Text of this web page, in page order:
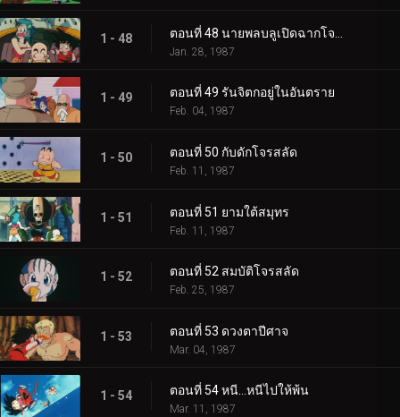
1 - 48
Jan. 28, 1987
1 - 49 ตอนที่ 49 รันจิตกอยู่ในอันตราย
Feb. 04, 1987
1 - 50 ตอนที่ 50 กับดักโจรสลัด
Feb. 11, 1987
1 - 51 ตอนที่ 51 ยามใต้สมุทร
Feb. 11, 1987
1 - 52 ตอนที่ 52 สมบัติโจรสลัด
Feb. 25, 1987
1 - 53 ตอนที่ 53 ดวงตาปีศาจ
Mar. 04, 1987
1 - 54 ตอนที่ 54 หนี…หนีไปให้พ้น
Mar. 11, 1987